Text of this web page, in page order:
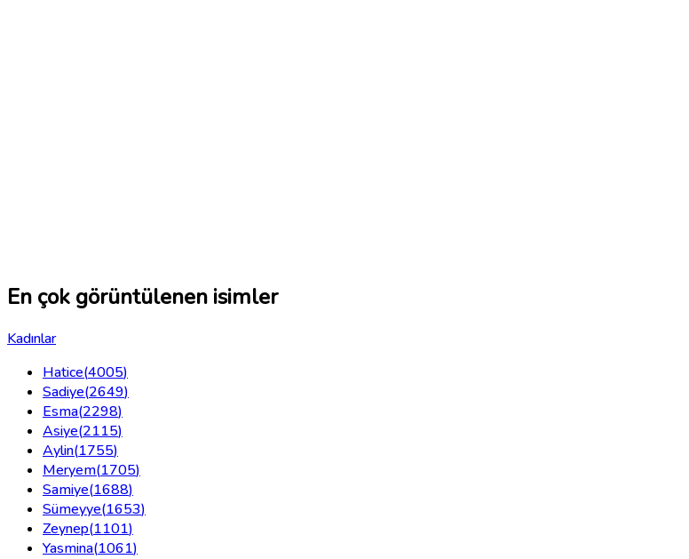
En çok görüntülenen isimler
Kadınlar
Hatice(4005)
Sadiye(2649)
Esma(2298)
Asiye(2115)
Aylin(1755)
Meryem(1705)
Samiye(1688)
Sümeyye(1653)
Zeynep(1101)
Yasmina(1061)